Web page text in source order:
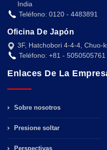
India
Teléfono: 0120 - 4483891
Oficina De Japón
3F, Hatchobori 4-4-4, Chuo-
Teléfono: +81 - 5050505761
Enlaces De La
Sobre nosotros
Presione soltar
Perspectivas